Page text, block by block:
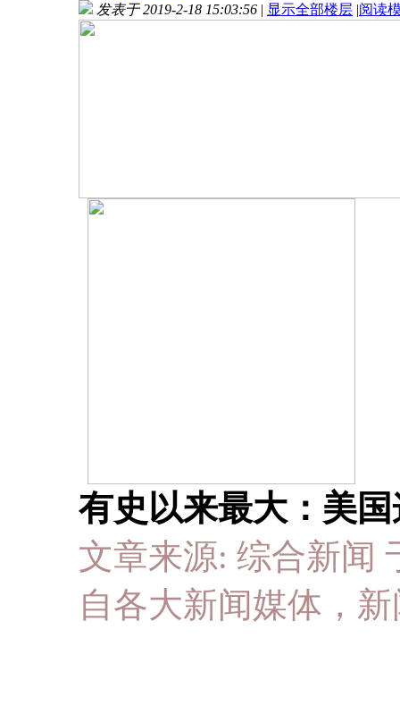
发表于 2019-2-18 15:03:56 | 显示全部楼层 |阅读
有史以来最大：美
文章来源: 综合新闻
自各大新闻媒体，